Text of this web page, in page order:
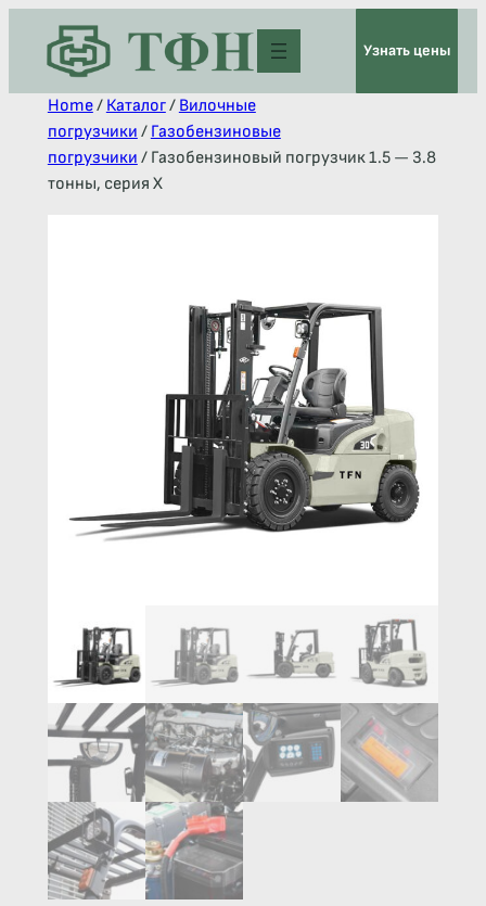
Узнать цены
Home/ Каталог/ Вилочные
погрузчики / Газобензиновые
погрузчики / Газобензиновый погрузчик 1.5 — 3.8
тонны, серия X